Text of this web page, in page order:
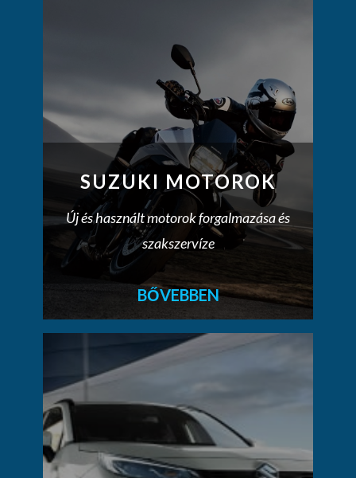
SUZUKI MOTOROK
Új és használt motorok forgalmazása és
szakszervíze
BŐVEBBEN